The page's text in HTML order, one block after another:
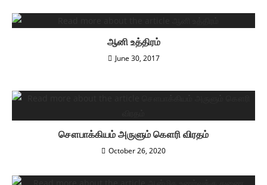
ஆனி உத்திரம்
June 30, 2017
சௌபாக்கியம் அருளும் கௌரி விரதம்
October 26, 2020